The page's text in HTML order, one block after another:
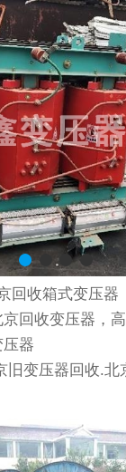
回收箱式变压器
回收变压器，
器
旧变压器回收.北